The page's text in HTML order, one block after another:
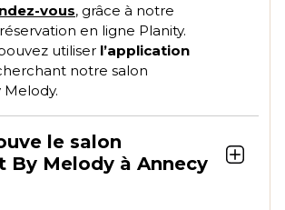
vous, grâce à notre
en ligne Planity.
utiliser l’application
notre salon
Melody.
le salon
By Melody à Annecy